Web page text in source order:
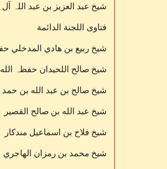
شیخ عبد العزیز بن عبد اللہ
فتاوی اللجنة الدائمة
شيخ ربيع بن هادي المدخلي
شيخ صالح اللحيدان حفظہ الله
شيخ صالح بن عبد الله بن
شيخ عبد الله بن صالح القصير
شيخ فلاح بن اسماعيل مندكار
شيخ محمد بن رمزان الهاجري